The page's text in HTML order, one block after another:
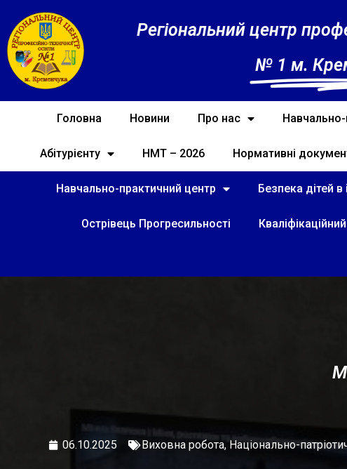
Регіональний центр
№ 1 м.
Головна Новини Про нас
Абітурієнту НМТ – 2026 Нормативні
Навчально-практичний центр Безпека дітей в
Острівець Прогресильності
06.10.2025 Виховна робота,Національно-